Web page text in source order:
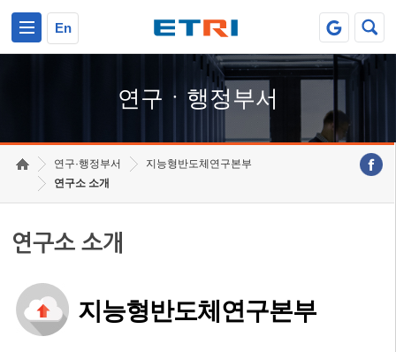
En
연구ㆍ행정부서
연구·행정부서
지능형반도체연구본부
연구소 소개
연구소 소개
지능형반도체연구본부